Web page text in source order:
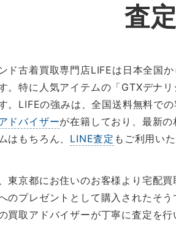
査
ド古着買取専門店LIFEは日本全国
。特に人気アイテムの「GTXデナ
。LIFEの強みは、全国送料無料で
ドバイザーが在籍しており、最新
はもちろん、 LINE査定 もご利用い
東京都にお住いのお客様より宅配
のプレゼントとして購入されたそ
買取アドバイザーが丁寧に査定を